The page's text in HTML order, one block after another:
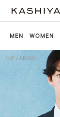
MEN WOMEN
TOP / ABOUT